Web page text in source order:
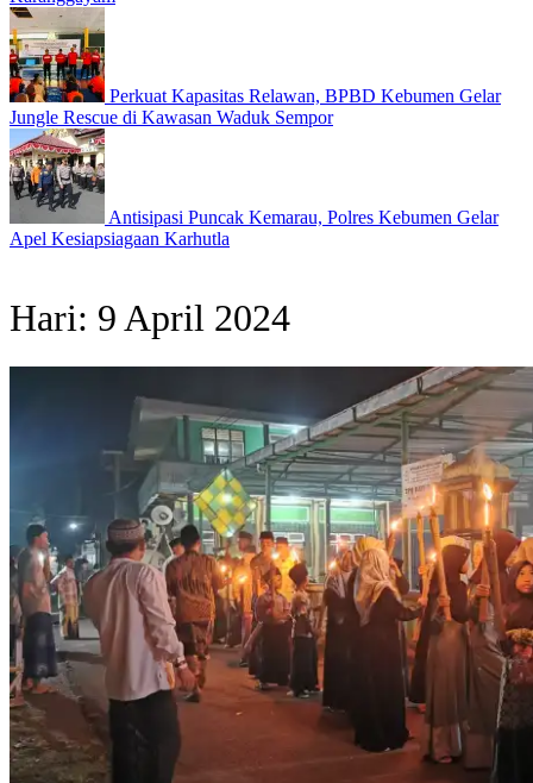
Perkuat Kapasitas Relawan, BPBD Kebumen Gelar
Jungle Rescue di Kawasan Waduk Sempor
Antisipasi Puncak Kemarau, Polres Kebumen Gelar
Apel Kesiapsiagaan Karhutla
Hari: 9 April 2024